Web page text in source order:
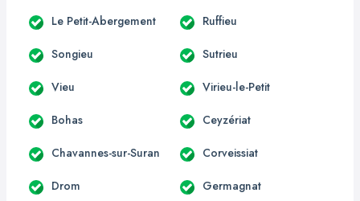
Le Petit-Abergement Ruffieu
Songieu Sutrieu
Vieu Virieu-le-Petit
Bohas Ceyzériat
Chavannes-sur-Suran Corveissiat
Drom Germagnat